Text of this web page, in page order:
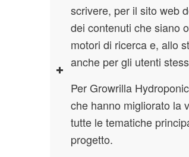
scrivere, per il sito web
dei contenuti che siano
motori di ricerca e, allo
anche per gli utenti
Per Growrilla
che hanno migliorato la
tutte le tematiche
progetto.